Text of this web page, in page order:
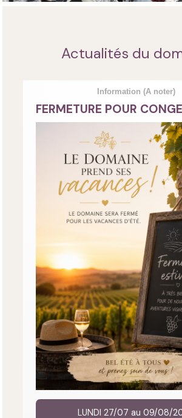
Actualités du
Information (A noter)
FERMETURE POUR
LUNDI 27/07 au 09/08/